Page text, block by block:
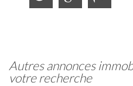
autres annonces immobilières correspondant à
votre recherche